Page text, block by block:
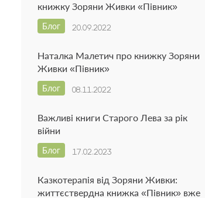
книжку Зоряни Живки «Півник»
20.09.2022
Блог
Наталка Малетич про книжку Зоряни
Живки «Півник»
08.11.2022
Блог
Важливі книги Старого Лева за рік
війни
17.02.2023
Блог
Казкотерапія від Зоряни Живки:
життєствердна книжка «Півник» вже